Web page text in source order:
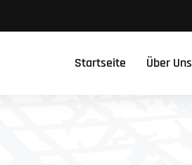
Startseite Über Uns